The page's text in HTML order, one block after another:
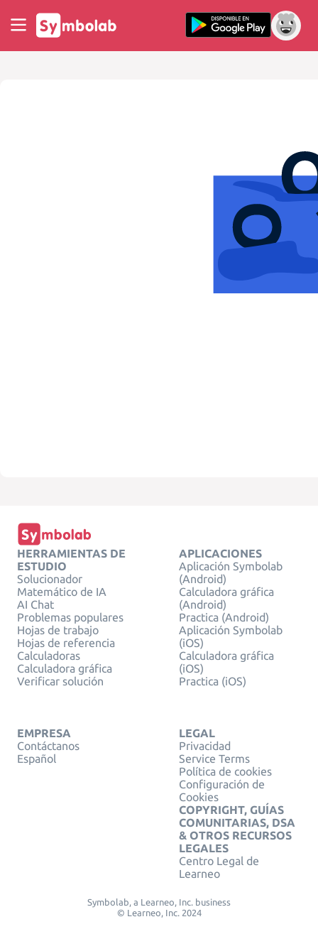
HERRAMIENTAS DE
ESTUDIO
Solucionador
Matemático de IA
AI Chat
Problemas populares
Hojas de trabajo
Hojas de referencia
Calculadoras
Calculadora gráfica
Verificar solución
APLICACIONES
Aplicación Symbolab
(Android)
Calculadora gráfica
(Android)
Practica (Android)
Aplicación Symbolab
(iOS)
Calculadora gráfica
(iOS)
Practica (iOS)
EMPRESA
Contáctanos
Español
LEGAL
Privacidad
Service Terms
Política de cookies
Configuración de
Cookies
COPYRIGHT, GUÍAS
COMUNITARIAS, DSA
& OTROS RECURSOS
LEGALES
Centro Legal de
Learneo
Symbolab, a Learneo, Inc. business
© Learneo, Inc. 2024